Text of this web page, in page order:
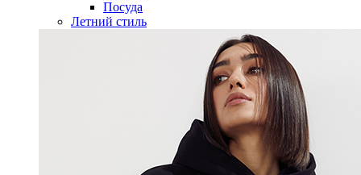
Посуда
Летний стиль